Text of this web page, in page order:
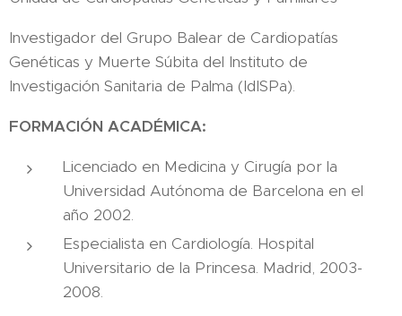
Investigador del Grupo Balear de Cardiopatías
Genéticas y Muerte Súbita del Instituto de
Investigación Sanitaria de Palma (IdISPa).
FORMACIÓN ACADÉMICA:
Licenciado en Medicina y Cirugía por la
Universidad Autónoma de Barcelona en el
año 2002.
Especialista en Cardiología. Hospital
Universitario de la Princesa. Madrid, 2003-
2008.